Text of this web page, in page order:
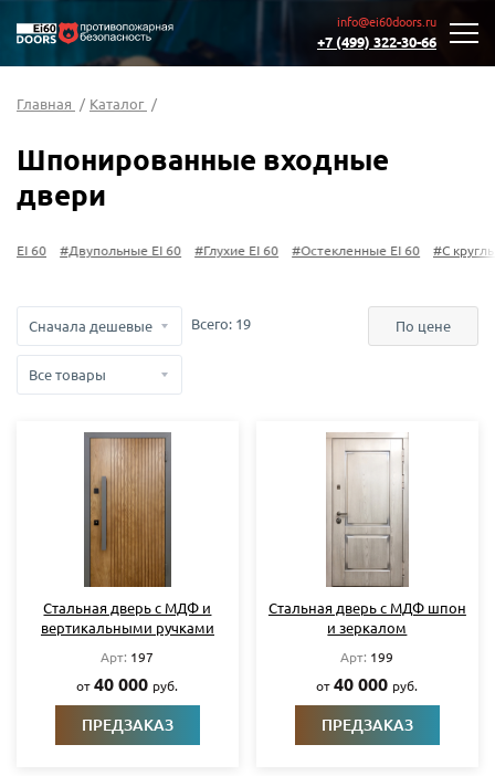
info@ei60doors.ru
+7 (499) 322-30-66
Главная / Каталог /
Шпонированные входные
двери
#Двупольные EI 60 #Глухие EI 60 #Остекленные EI 60 #С круглым
Всего: 19 По цене
Стальная дверь с МДФ и
вертикальными ручками
Арт: 197
от40 000 руб.
ПРЕДЗАКАЗ
Стальная дверь с МДФ шпон
и зеркалом
Арт: 199
от40 000 руб.
ПРЕДЗАКАЗ